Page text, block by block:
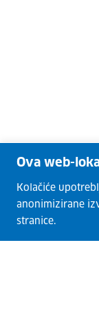
Ova web-
Kolačiće
anonimizirane
stranice.